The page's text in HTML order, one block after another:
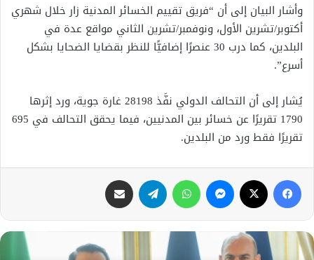
وأشار البيان إلى أن “فريق تقييم الخسائر المدنية زار خلال شهري
أكتوبر/تشرين الأول، ونوفمبر/تشرين الثاني مواقع عدة في
البلدين، كما درب 30 عنصرًا إضافيًّا للنظر بقضايا الضحايا بشكل
أسرع”.
يُشار إلى أن التحالف الدولي نفَّذ 28198 غارة جوية، ورد إثرها
1790 تقريرًا عن خسائر بين المدنيين، فيما يحقق التحالف في 695
تقريرًا فقط ورد من البلدين.
فيسبوك ماسنجر واتساب تيلقرام